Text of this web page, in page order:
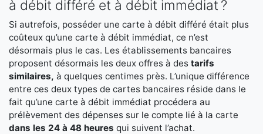
à débit différé et à débit immédiat ?
Si autrefois, posséder une carte à débit différé était plus
coûteux qu’une carte à débit immédiat, ce n’est
désormais plus le cas. Les établissements bancaires
proposent désormais les deux offres à des tarifs
similaires, à quelques centimes près. L’unique différence
entre ces deux types de cartes bancaires réside dans le
fait qu’une carte à débit immédiat procédera au
prélèvement des dépenses sur le compte lié à la carte
dans les 24 à 48 heures qui suivent l’achat.